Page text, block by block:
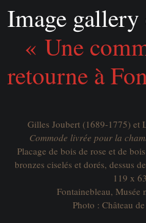
Image
« Une
retourne à
Gilles Joubert (1689-1775) et
Commode livrée pour la
Placage de bois de rose et de
bronzes ciselés et dorés, dessus
119 x
Fontainebleau, Musée
Photo : Château